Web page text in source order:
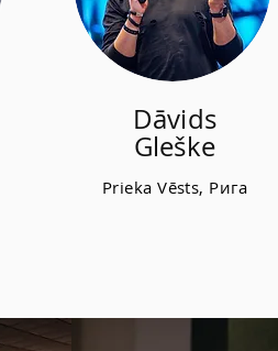
Dāvids
Gleške
Prieka Vēsts, Рига